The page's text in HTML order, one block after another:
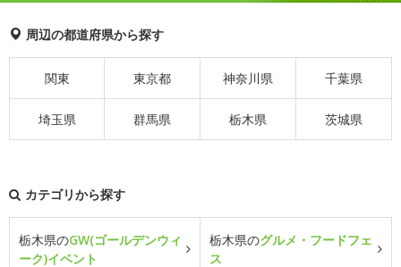
周辺の都道府県から探す
関東 東京都 神奈川県 千葉県
埼玉県 群馬県 栃木県 茨城県
カテゴリから探す
栃木県のGW(ゴールデンウィ
ーク)イベント
栃木県のグルメ・フードフェ
ス